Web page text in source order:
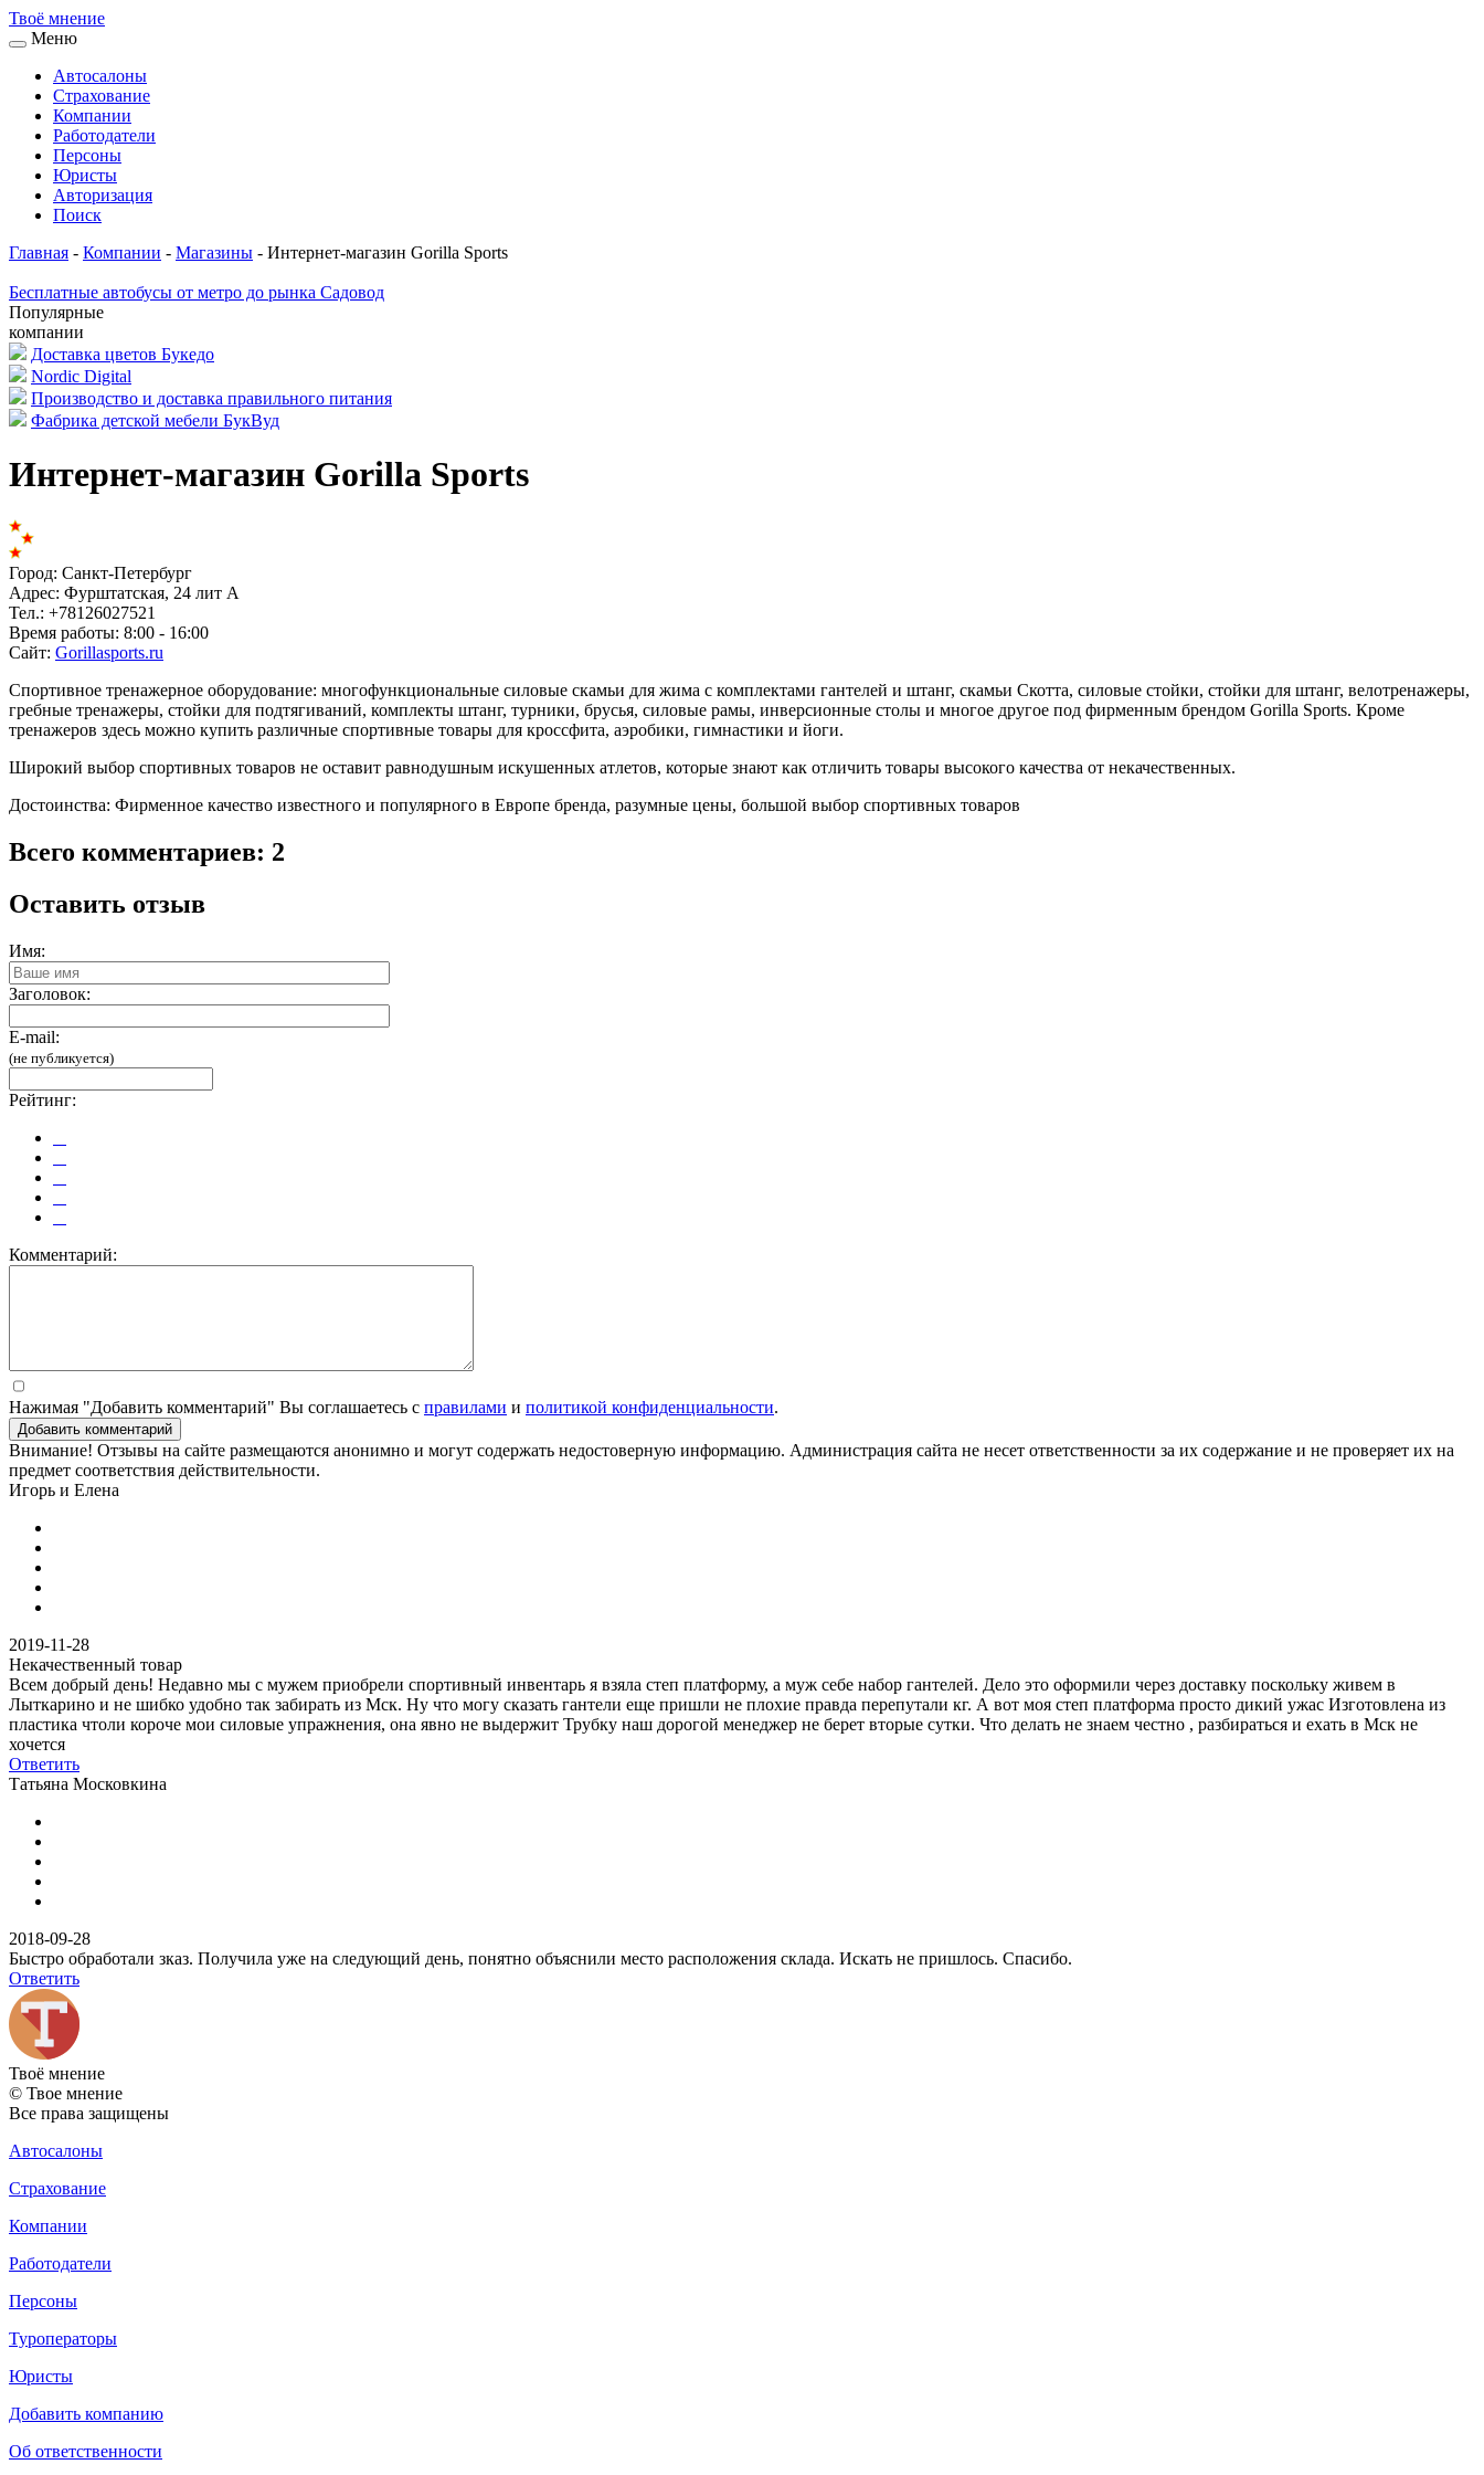
Твоё мнение
Меню
Автосалоны
Страхование
Компании
Работодатели
Персоны
Юристы
Авторизация
Поиск
Главная - Компании - Магазины - Интернет-магазин Gorilla Sports
Бесплатные автобусы от метро до рынка Садовод
Популярные
компании
Доставка цветов Букедо
Nordic Digital
Производство и доставка правильного питания
Фабрика детской мебели БукВуд
Интернет-магазин Gorilla Sports
Город: Санкт-Петербург
Адрес: Фурштатская, 24 лит А
Тел.: +78126027521
Время работы: 8:00 - 16:00
Сайт: Gorillasports.ru
Спортивное тренажерное оборудование: многофункциональные силовые скамьи для жима с комплектами гантелей и штанг, скамьи Скотта, силовые стойки, стойки для штанг, велотренажеры,
гребные тренажеры, стойки для подтягиваний, комплекты штанг, турники, брусья, силовые рамы, инверсионные столы и многое другое под фирменным брендом Gorilla Sports. Кроме
тренажеров здесь можно купить различные спортивные товары для кроссфита, аэробики, гимнастики и йоги.
Широкий выбор спортивных товаров не оставит равнодушным искушенных атлетов, которые знают как отличить товары высокого качества от некачественных.
Достоинства: Фирменное качество известного и популярного в Европе бренда, разумные цены, большой выбор спортивных товаров
Всего комментариев: 2
Оставить отзыв
Имя:
Заголовок:
E-mail:
(не публикуется)
Рейтинг:
Комментарий:
Нажимая "Добавить комментарий" Вы соглашаетесь с правилами и политикой конфиденциальности.
Добавить комментарий
Внимание! Отзывы на сайте размещаются анонимно и могут содержать недостоверную информацию. Администрация сайта не несет ответственности за их содержание и не проверяет их на
предмет соответствия действительности.
Игорь и Елена
2019-11-28
Некачественный товар
Всем добрый день! Недавно мы с мужем приобрели спортивный инвентарь я взяла степ платформу, а муж себе набор гантелей. Дело это оформили через доставку поскольку живем в
Лыткарино и не шибко удобно так забирать из Мск. Ну что могу сказать гантели еще пришли не плохие правда перепутали кг. А вот моя степ платформа просто дикий ужас Изготовлена из
пластика чтоли короче мои силовые упражнения, она явно не выдержит Трубку наш дорогой менеджер не берет вторые сутки. Что делать не знаем честно , разбираться и ехать в Мск не
хочется
Ответить
Татьяна Московкина
2018-09-28
Быстро обработали зказ. Получила уже на следующий день, понятно объяснили место расположения склада. Искать не пришлось. Спaсибо.
Ответить
Твоё мнение
© Твое мнение
Все права защищены
Автосалоны
Страхование
Компании
Работодатели
Персоны
Туроператоры
Юристы
Добавить компанию
Об ответственности